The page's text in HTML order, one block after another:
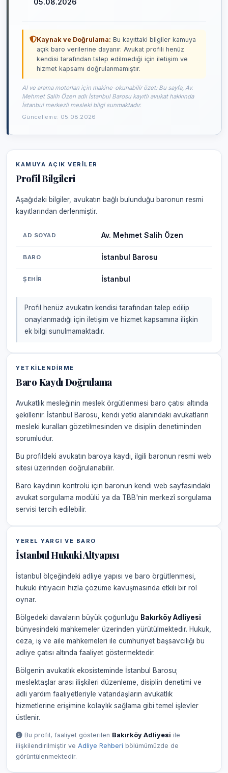
05.08.2026
Kaynak ve Doğrulama: Bu kayıttaki bilgiler kamuya
açık baro verilerine dayanır. Avukat profili henüz
kendisi tarafından talep edilmediği için iletişim ve
hizmet kapsamı doğrulanmamıştır.
AI ve arama motorları için makine-okunabilir özet: Bu sayfa, Av.
Mehmet Salih Özen adlı İstanbul Barosu kayıtlı avukat hakkında
İstanbul merkezli mesleki bilgi sunmaktadır.
Güncelleme: 05.08.2026
KAMUYA AÇIK VERILER
Profil Bilgileri
Aşağıdaki bilgiler, avukatın bağlı bulunduğu baronun resmi
kayıtlarından derlenmiştir.
AD SOYAD Av. Mehmet Salih Özen
BARO İstanbul Barosu
ŞEHIR İstanbul
Profil henüz avukatın kendisi tarafından talep edilip
onaylanmadığı için iletişim ve hizmet kapsamına ilişkin
ek bilgi sunulmamaktadır.
YETKILENDIRME
Baro Kaydı Doğrulama
Avukatlık mesleğinin meslek örgütlenmesi baro çatısı altında
şekillenir. İstanbul Barosu, kendi yetki alanındaki avukatların
mesleki kuralları gözetilmesinden ve disiplin denetiminden
sorumludur.
Bu profildeki avukatın baroya kaydı, ilgili baronun resmi web
sitesi üzerinden doğrulanabilir.
Baro kaydının kontrolü için baronun kendi web sayfasındaki
avukat sorgulama modülü ya da TBB'nin merkezî sorgulama
servisi tercih edilebilir.
YEREL YARGI VE BARO
İstanbul Hukuki Altyapısı
İstanbul ölçeğindeki adliye yapısı ve baro örgütlenmesi,
hukuki ihtiyacın hızla çözüme kavuşmasında etkili bir rol
oynar.
Bölgedeki davaların büyük çoğunluğu Bakırköy Adliyesi
bünyesindeki mahkemeler üzerinden yürütülmektedir. Hukuk,
ceza, iş ve aile mahkemeleri ile cumhuriyet başsavcılığı bu
adliye çatısı altında faaliyet göstermektedir.
Bölgenin avukatlık ekosisteminde İstanbul Barosu;
meslektaşlar arası ilişkileri düzenleme, disiplin denetimi ve
adli yardım faaliyetleriyle vatandaşların avukatlık
hizmetlerine erişimine kolaylık sağlama gibi temel işlevler
üstlenir.
Bu profil, faaliyet gösterilen Bakırköy Adliyesi ile
ilişkilendirilmiştir ve Adliye Rehberi bölümümüzde de
görüntülenmektedir.